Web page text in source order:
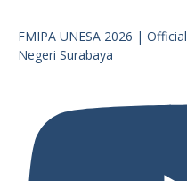
FMIPA UNESA 2026 |
Negeri Surabaya